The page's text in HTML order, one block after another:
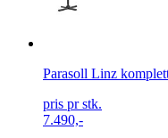
Parasoll Linz
pris pr stk.
7.490,-